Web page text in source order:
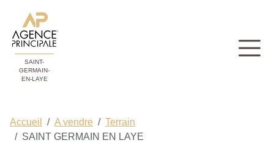
SAINT-
GERMAIN-
EN-LAYE
Accueil A vendre
Terrain
SAINT GERMAIN EN LAYE